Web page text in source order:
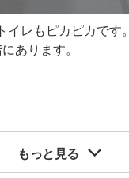
イレもピカピカです。
あります。
もっと見る